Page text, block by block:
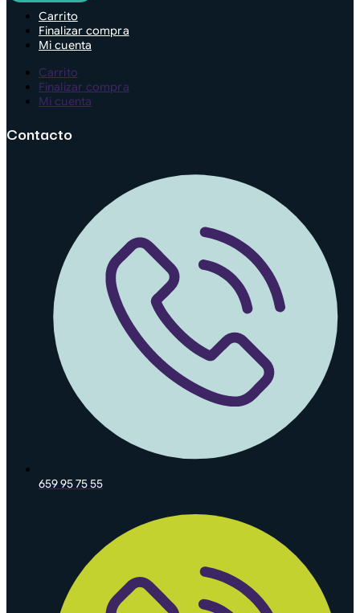
Carrito
Finalizar compra
Mi cuenta
Carrito
Finalizar compra
Mi cuenta
Contacto
659 95 75 55